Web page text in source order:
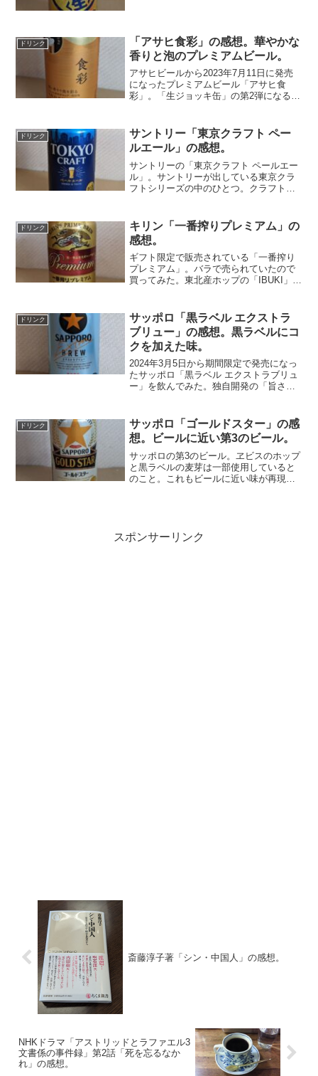
い。ただ、炭酸が強いので...
ドリンク
「アサヒ食彩」の感想。華やかな
香りと泡のプレミアムビール。
アサヒビールから2023年7月11日に発売
になったプレミアムビール「アサヒ食
彩」。「生ジョッキ缶」の第2弾になる。
希少ホップを使い、華やかな香りと濃厚
なコクを実現したと...
ドリンク
サントリー「東京クラフト ペー
ルエール」の感想。
サントリーの「東京クラフト ペールエー
ル」。サントリーが出している東京クラ
フトシリーズの中のひとつ。クラフト系
る。ただ、「SPRING VALLEY 豊潤＜
496＞」や...
ドリンク
キリン「一番搾りプレミアム」の
感想。
ギフト限定で販売されている「一番搾り
プレミアム」。バラで売られていたので
買ってみた。東北産ホップの「IBUKI」の
ーマルほど苦みを感じない。そしてホッ
プの風味がかなり...
ドリンク
サッポロ「黒ラベル エクストラ
ブリュー」の感想。黒ラベルにコ
クを加えた味。
2024年3月5日から期間限定で発売になっ
たサッポロ「黒ラベル エクストラブリュ
ー」を飲んでみた。独自開発の「旨さ長
ルらしい「生のうまさ」は残したまま、
爽快な後味を追求...
ドリンク
サッポロ「ゴールドスター」の感
想。ビールに近い第3のビール。
サッポロの第3のビール。ヱビスのホップ
と黒ラベルの麦芽は一部使用していると
のこと。これもビールに近い味が再現さ
スポンサーリンク
斎藤淳子著「シン・中国人」の感想。
NHKドラマ「アストリッドとラファエル3
文書係の事件録」第2話「死を忘るなか
れ」の感想。